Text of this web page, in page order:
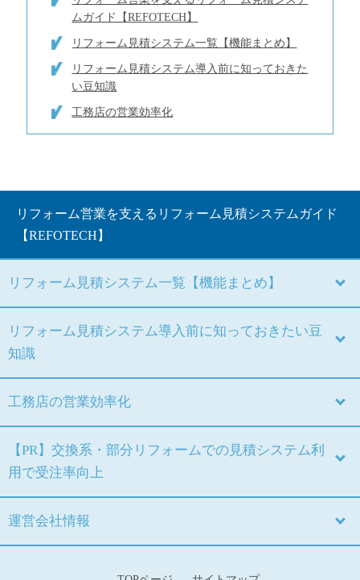
ムガイド【REFOTECH】
リフォーム見積システム一覧【機能まとめ】
リフォーム見積システム導入前に知っておきた
い豆知識
工務店の営業効率化
リフォーム営業を支えるリフォーム見積システムガイド
【REFOTECH】
リフォーム見積システム一覧【機能まとめ】
リフォーム見積システム導入前に知っておきたい豆
知識
工務店の営業効率化
【PR】交換系・部分リフォームでの見積システム利
用で受注率向上
運営会社情報